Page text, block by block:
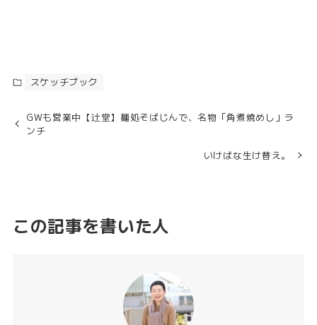
スケッチブック
GWも営業中【辻堂】麺処そばじんで、名物「角煮焼めし」ラ
ンチ
いけばな生け替え。
この記事を書いた人